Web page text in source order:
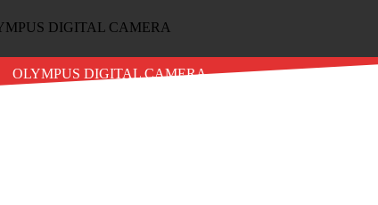
DIGITAL CAMERA
OLYMPUS DIGITAL CAMERA